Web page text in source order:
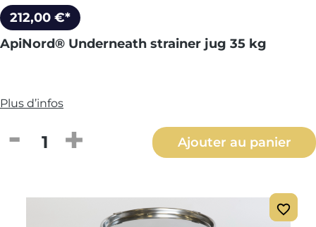
212,00 €*
ApiNord® Underneath strainer jug 35 kg
Plus d’infos
Quantité de produit : Entrez la
Ajouter au panier